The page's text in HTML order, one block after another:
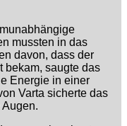
mussten in das
davon, dass der
bekam, saugte das
Energie in einer
Varta sicherte das